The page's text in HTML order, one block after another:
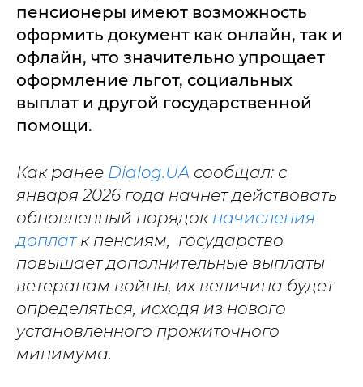
пенсионеры имеют возможность
оформить документ как онлайн, так и
офлайн, что значительно упрощает
оформление льгот, социальных
выплат и другой государственной
помощи.
Как ранее Dialog.UA сообщал: с
января 2026 года начнет действовать
обновленный порядок начисления
доплатк пенсиям, государство
повышает дополнительные выплаты
ветеранам войны, их величина будет
определяться, исходя из нового
установленного прожиточного
минимума.